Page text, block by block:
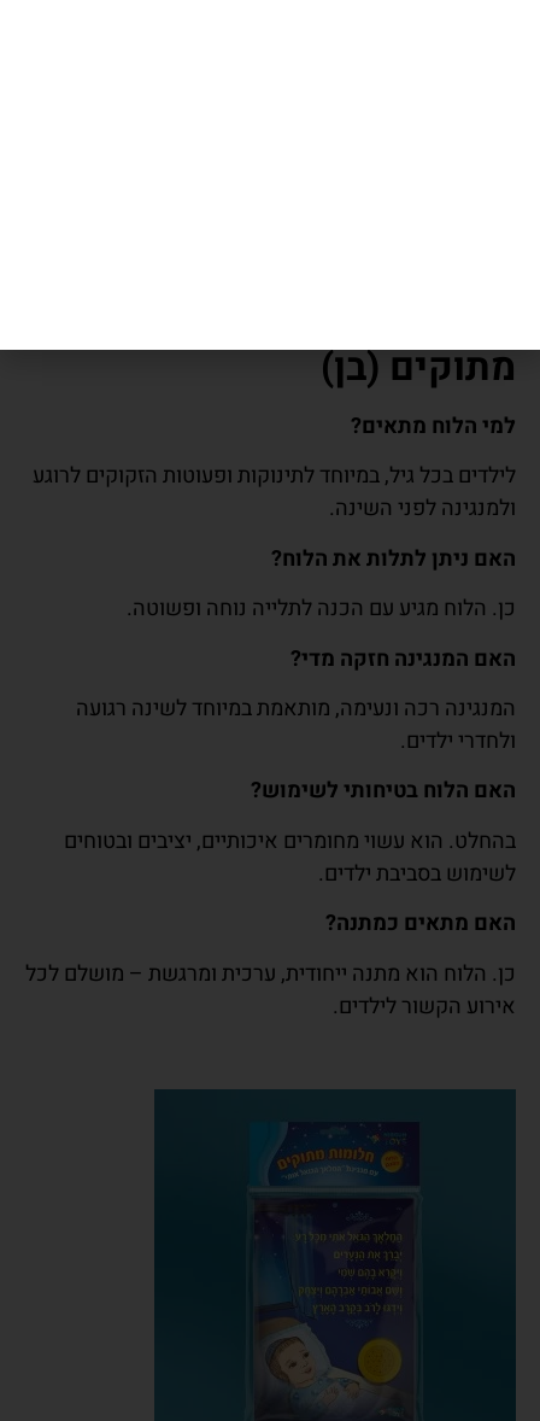
מתוקים (בן)
למי הלוח מתאים?
לילדים בכל גיל, במיוחד לתינוקות ופעוטות הזקוקים לרוגע
ולמנגינה לפני השינה.
האם ניתן לתלות את הלוח?
כן. הלוח מגיע עם הכנה לתלייה נוחה ופשוטה.
האם המנגינה חזקה מדי?
המנגינה רכה ונעימה, מותאמת במיוחד לשינה רגועה
ולחדרי ילדים.
האם הלוח בטיחותי לשימוש?
בהחלט. הוא עשוי מחומרים איכותיים, יציבים ובטוחים
לשימוש בסביבת ילדים.
האם מתאים כמתנה?
כן. הלוח הוא מתנה ייחודית, ערכית ומרגשת – מושלם לכל
אירוע הקשור לילדים.